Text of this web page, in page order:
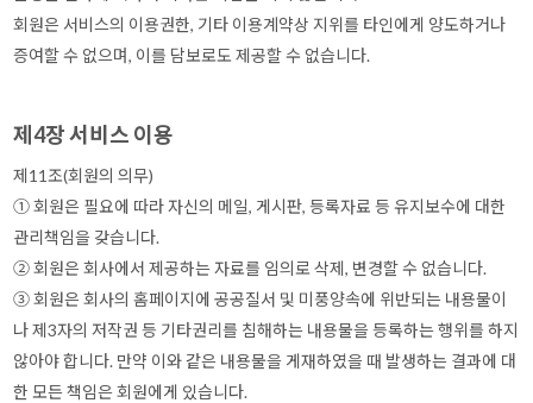
회원은 서비스의 이용권한, 기타 이용계약상 지위를 타인에게 양도하거나
증여할 수 없으며, 이를 담보로도 제공할 수 없습니다.
제4장 서비스 이용
제11조(회원의 의무)
① 회원은 필요에 따라 자신의 메일, 게시판, 등록자료 등 유지보수에 대한
관리책임을 갖습니다.
② 회원은 회사에서 제공하는 자료를 임의로 삭제, 변경할 수 없습니다.
③ 회원은 회사의 홈페이지에 공공질서 및 미풍양속에 위반되는 내용물이
나 제3자의 저작권 등 기타권리를 침해하는 내용물을 등록하는 행위를 하지
않아야 합니다. 만약 이와 같은 내용물을 게재하였을 때 발생하는 결과에 대
한 모든 책임은 회원에게 있습니다.